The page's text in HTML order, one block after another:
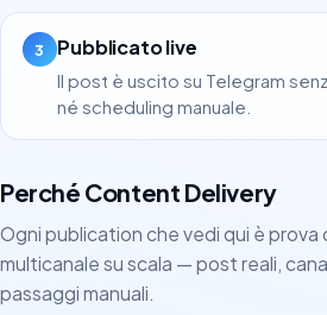
3 Pubblicato live
Il post è uscito su Telegram
né scheduling manuale.
Perché Content Delivery
Ogni publication che vedi qui è prova
multicanale su scala — post reali,
passaggi manuali.